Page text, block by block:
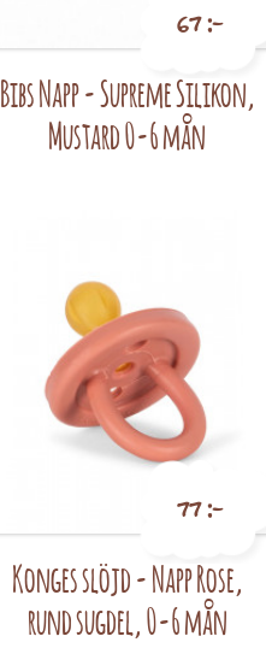
Pris
67 :-
Bibs Napp - Supreme Silikon,
Mustard 0-6 mån
Pris
77 :-
Konges slöjd - Napp Rose,
rund sugdel, 0-6 mån